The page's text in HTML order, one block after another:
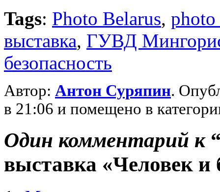
Tags: Photo Belarus,
выставка, ГУВД
безопасность
Автор: Антон Суряпин.
в 21:06 и помещено в
Один комментарий к
выставка «Человек и